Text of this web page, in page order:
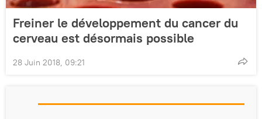
Freiner le développement du cancer du
cerveau est désormais possible
28 Juin 2018, 09:21